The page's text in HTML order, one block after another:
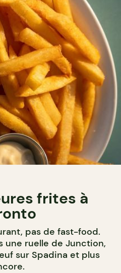
frites à
pas de fast-food.
une ruelle de Junction,
sur Spadina et plus